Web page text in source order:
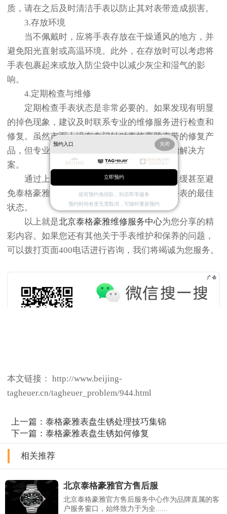
质，请在之后及时清洁手表以防止其对表带造成损害。
3.存放环境
当不佩戴时，应将手表存放在干燥通风的地方，并
避免阳光直射或高温环境。此外，在存放时可以考虑将
手表包裹起来或放入防尘袋中以减少灰尘和湿气的影
响。
4.定期检查与维修
定期检查手表状态是非常必要的。如果发现有明显
的掉色现象，建议及时联系专业的维修服务进行检查和
修复。虽然市面上没有专门针对泰格豪雅表带的修复产
品，但专业人员可以根据具体情况提供相应的解决方
案。
通过上述方法的实施与坚持，可以有效延缓甚至避
免泰格豪雅表带出现掉色的问题，从而保持手表的最佳
状态。
以上就是北京泰格豪雅维修服务中心为您分享的精
彩内容。如果您还有其他关于手表维护和保养的问题，
可以拨打页面400电话进行咨询，我们将竭诚为您服务。
本文链接： http://www.beijing-
tagheuer.cn/tagheuer_problem/944.html
上一篇：泰格豪雅表盘生锈处理技巧集锦
下一篇：泰格豪雅表盘生锈如何修复
相关推荐
北京泰格豪雅官方售后服
北京泰格豪雅官方售后服务中心作为品牌直属的客
户服务窗口，始终致力于为全......
预约入口 关闭
立即预约
提前预约免排队，到店即享服务
预约时间有变无需取消，可随时重新预约